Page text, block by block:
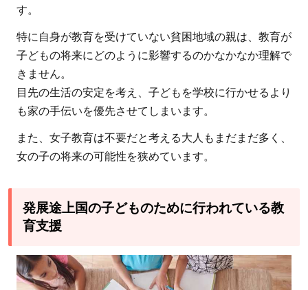
知名
度の
高さ
が信
頼に
7.4 【寄
付先4】特
難民を助
ける会
Japan）：
世界14カ
す。
特に自身が教育を受けていない貧困地域の親は、教育が
子どもの将来にどのように影響するのかなかなか理解で
きません。
目先の生活の安定を考え、子どもを学校に行かせるより
も家の手伝いを優先させてしまいます。
また、女子教育は不要だと考える大人もまだまだ多く、
女の子の将来の可能性を狭めています。
発展途上国の子どものために行われている教
育支援